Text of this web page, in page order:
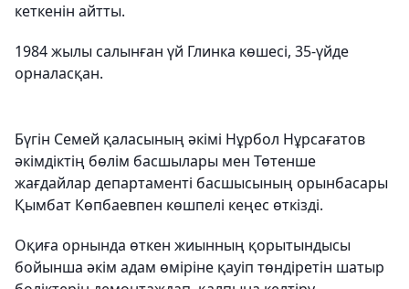
кеткенін айтты.
1984 жылы салынған үй Глинка көшесі, 35-үйде
орналасқан.
Бүгін Семей қаласының әкімі Нұрбол Нұрсағатов
әкімдіктің бөлім басшылары мен Төтенше
жағдайлар департаменті басшысының орынбасары
Қымбат Көпбаевпен көшпелі кеңес өткізді.
Оқиға орнында өткен жиынның қорытындысы
бойынша әкім адам өміріне қауіп төндіретін шатыр